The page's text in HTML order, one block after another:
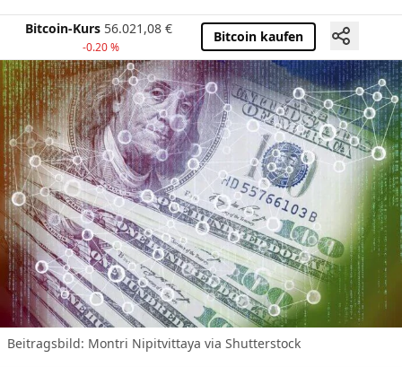
Bitcoin-Kurs 56.021,08 €
-0.20 %
Bitcoin kaufen
Beitragsbild: Montri Nipitvittaya via Shutterstock